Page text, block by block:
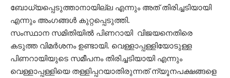
ബോധ്യപ്പെടുത്താനായില്ല എന്നും അത് തിരിച്ചടിയായി
എന്നും അംഗങ്ങൾ കുറ്റപ്പെടുത്തി.
സംസ്ഥാന സമിതിയിൽ പിണറായി വിജയനെതിരെ
കടുത്ത വിമർശനം ഉണ്ടായി. വെള്ളാപ്പള്ളിയോടുള്ള
പിണറായിയുടെ സമീപനം തിരിച്ചടിയായി എന്നും
വെള്ളാപ്പള്ളിയെ തള്ളിപ്പറയാതിരുന്നത് ന്യൂനപക്ഷങ്ങളെ